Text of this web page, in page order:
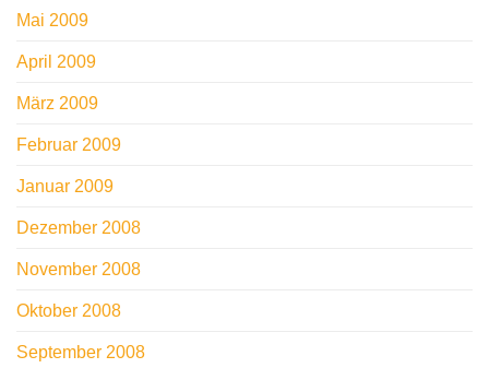
Mai 2009
April 2009
März 2009
Februar 2009
Januar 2009
Dezember 2008
November 2008
Oktober 2008
September 2008